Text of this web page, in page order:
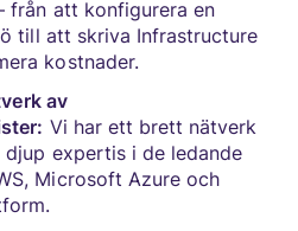
från att konfigurera en
till att skriva Infrastructure
kostnader.
av
Vi har ett brett nätverk
expertis i de ledande
Microsoft Azure och